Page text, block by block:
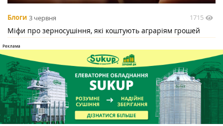
Блоги 3 червня 1715
Міфи про зерносушіння, які коштують аграріям грошей